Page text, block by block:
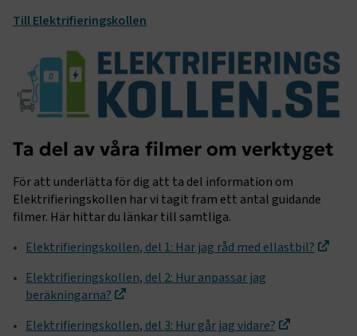
Till Elektrifieringskollen
Ta del av våra filmer om verktyget
För att underlätta för dig att ta del information om
Elektrifieringskollen har vi tagit fram ett antal guidande
filmer. Här hittar du länkar till samtliga.
Elektrifieringskollen, del 1: Har jag råd med ellastbil?
Elektrifieringskollen, del 2: Hur anpassar jag
beräkningarna?
Elektrifieringskollen, del 3: Hur går jag vidare?